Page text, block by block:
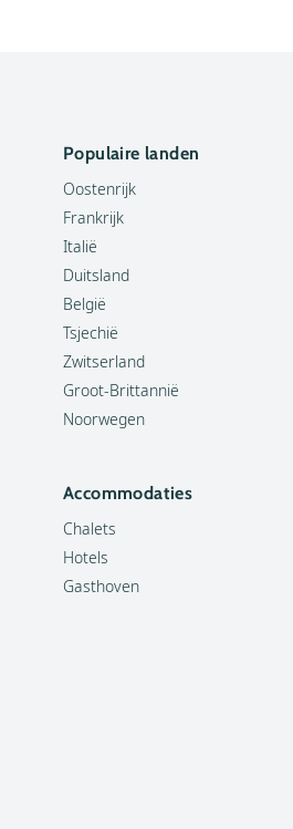
Populaire landen
Oostenrijk
Frankrijk
Italië
Duitsland
België
Tsjechië
Zwitserland
Groot-Brittannië
Noorwegen
Accommodaties
Chalets
Hotels
Gasthoven